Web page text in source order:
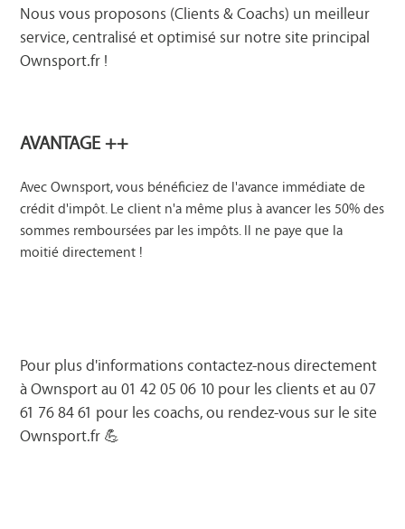
Nous vous proposons (Clients & Coachs) un meilleur
service, centralisé et optimisé sur notre site principal
Ownsport.fr!
AVANTAGE ++
Avec Ownsport, vous bénéficiez de l'avance immédiate de
crédit d'impôt. Le client n'a même plus à avancer les 50% des
sommes remboursées par les impôts. Il ne paye que la
moitié directement !
Pour plus d'informations contactez-nous directement
à Ownsport au 01 42 05 06 10 pour les clients et au 07
61 76 84 61 pour les coachs, ou rendez-vous sur le site
Ownsport.fr💪